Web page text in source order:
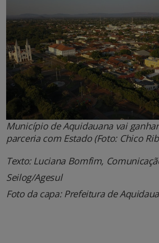
Município de Aquidauana vai
parceria com Estado (Foto: Chico
Texto: Luciana Bomfim,
Seilog/Agesul
Foto da capa: Prefeitura de